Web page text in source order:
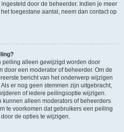
door de beheerder. Indien je meer
toegestane aantal, neem dan contact op
peiling alleen gewijzigd worden door
door een moderator of beheerder. Om de
bericht van het onderwerp wijzigen
er nog geen stemmen zijn uitgebracht,
of iedere peilingsoptie wijzigen.
kunnen alleen moderators of beheerders
te voorkomen dat gebruikers een peiling
de opties te wijzigen.